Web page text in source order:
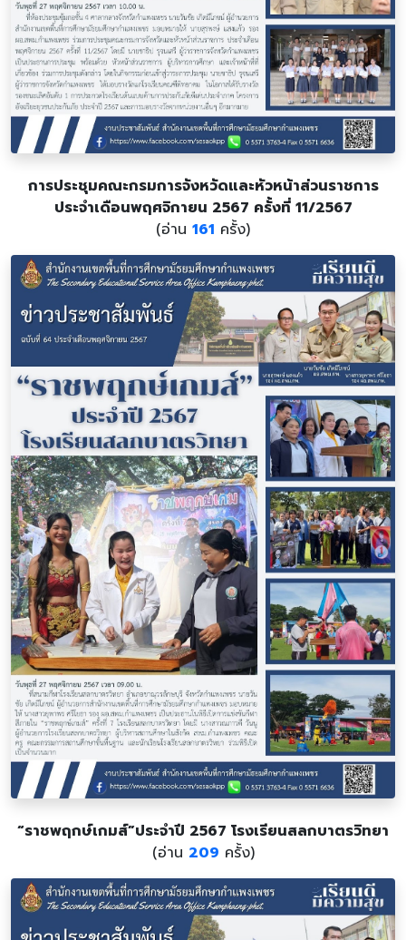
การประชุมคณะกรมการจังหวัดและหัวหน้าส่วนราชการ
ประจำเดือนพฤศจิกายน 2567 ครั้งที่ 11/2567
(อ่าน 161 ครั้ง)
“ราชพฤกษ์เกมส์”ประจำปี 2567 โรงเรียนสลกบาตรวิทยา
(อ่าน 209 ครั้ง)